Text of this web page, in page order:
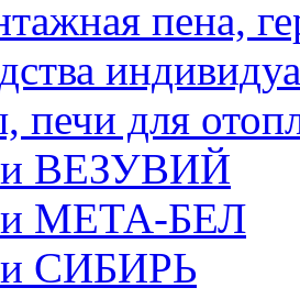
пена,
печи для
ВЕЗУВИЙ
МЕТА-БЕЛ
СИБИРЬ